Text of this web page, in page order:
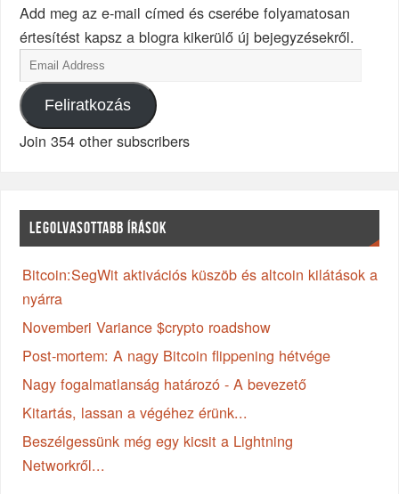
Add meg az e-mail címed és cserébe folyamatosan
értesítést kapsz a blogra kikerülő új bejegyzésekről.
Feliratkozás
Join 354 other subscribers
LEGOLVASOTTABB ÍRÁSOK
Bitcoin:SegWit aktivációs küszöb és altcoin kilátások a
nyárra
Novemberi Variance $crypto roadshow
Post-mortem: A nagy Bitcoin flippening hétvége
Nagy fogalmatlanság határozó - A bevezető
Kitartás, lassan a végéhez érünk...
Beszélgessünk még egy kicsit a Lightning
Networkről...